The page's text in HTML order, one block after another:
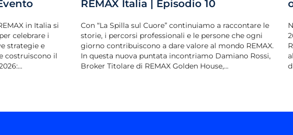
in Italia si
celebrare i
strategie e
costruiscono il
REMAX Italia | Episodio 10
Con “La Spilla sul Cuore” continuiamo a raccontare le
storie, i percorsi professionali e le persone che ogni
giorno contribuiscono a dare valore al mondo REMAX.
In questa nuova puntata incontriamo Damiano Rossi,
Broker Titolare di REMAX Golden House,...